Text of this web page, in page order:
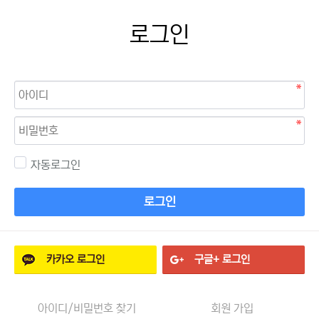
로그인
자동로그인
로그인
카카오로그인 구글+ 로그인
아이디/비밀번호 찾기 회원 가입